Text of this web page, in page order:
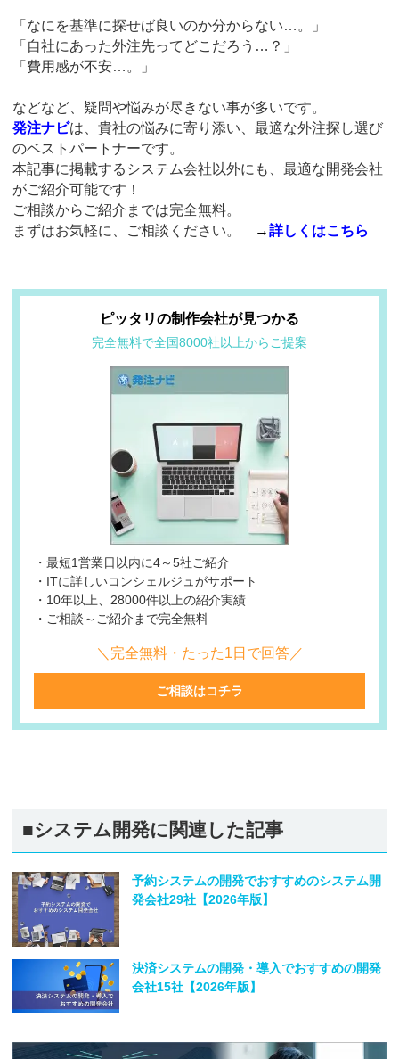
「なにを基準に探せば良いのか分からない…。」
「自社にあった外注先ってどこだろう…？」
「費用感が不安…。」
などなど、疑問や悩みが尽きない事が多いです。
発注ナビは、貴社の悩みに寄り添い、最適な外注探し選び
のベストパートナーです。
本記事に掲載するシステム会社以外にも、最適な開発会社
がご紹介可能です！
ご相談からご紹介までは完全無料。
まずはお気軽に、ご相談ください。
→詳しくはこちら
ピッタリの制作会社が見つかる
完全無料で全国8000社以上からご提案
・最短1営業日以内に4～5社ご紹介
・ITに詳しいコンシェルジュがサポート
・10年以上、28000件以上の紹介実績
・ご相談～ご紹介まで完全無料
＼完全無料・たった1日で回答／
ご相談はコチラ
■システム開発に関連した記事
予約システムの開発でおすすめのシステム開
発会社29社【2026年版】
決済システムの開発・導入でおすすめの開発
会社15社【2026年版】